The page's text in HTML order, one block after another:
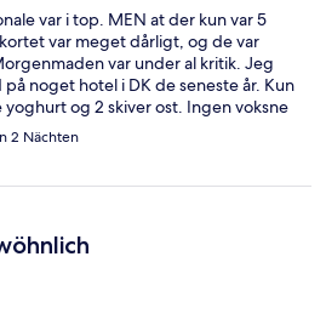
var i top. MEN at der kun var 5
var meget dårligt, og de var
var under al kritik. Jeg
noget hotel i DK de seneste år. Kun
og 2 skiver ost. Ingen voksne
underligt, at alt er engelsk og
så afsides liggende sted.
2 Nächten